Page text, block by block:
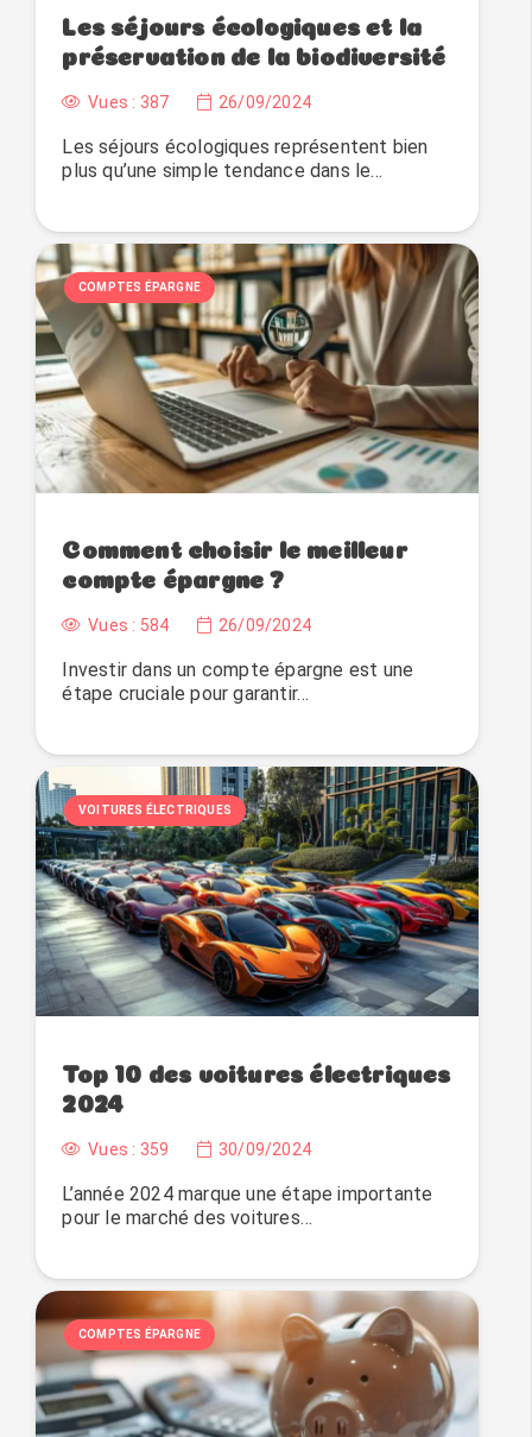
Les séjours écologiques et la
préservation de la biodiversité
Vues : 387 26/09/2024
Les séjours écologiques représentent bien
plus qu’une simple tendance dans le…
COMPTES ÉPARGNE
Comment choisir le meilleur
compte épargne ?
Vues : 584 26/09/2024
Investir dans un compte épargne est une
étape cruciale pour garantir…
VOITURES ÉLECTRIQUES
Top 10 des voitures électriques
2024
Vues : 359 30/09/2024
L’année 2024 marque une étape importante
pour le marché des voitures…
COMPTES ÉPARGNE